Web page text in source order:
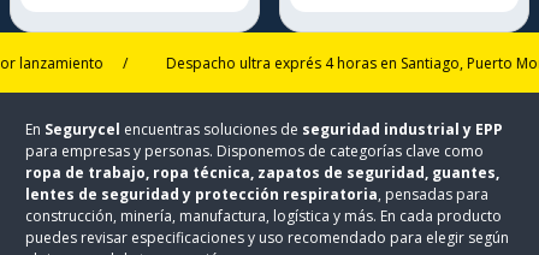
/ Despacho ultra exprés 4 horas en Santiago, Puerto Montt y
En Segurycel encuentras soluciones de seguridad industrial y EPP
para empresas y personas. Disponemos de categorías clave como
ropa de trabajo, ropa técnica, zapatos de seguridad, guantes,
lentes de seguridad y protección respiratoria, pensadas para
construcción, minería, manufactura, logística y más. En cada producto
puedes revisar especificaciones y uso recomendado para elegir según